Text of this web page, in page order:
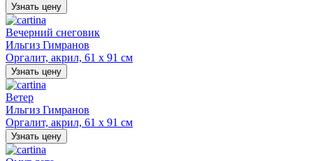
Узнать цену
Вечерний снеговик
Ильгиз Гимранов
Оргалит, акрил, 61 х 91 см
Узнать цену
Ветер
Ильгиз Гимранов
Оргалит, акрил, 61 х 91 см
Узнать цену